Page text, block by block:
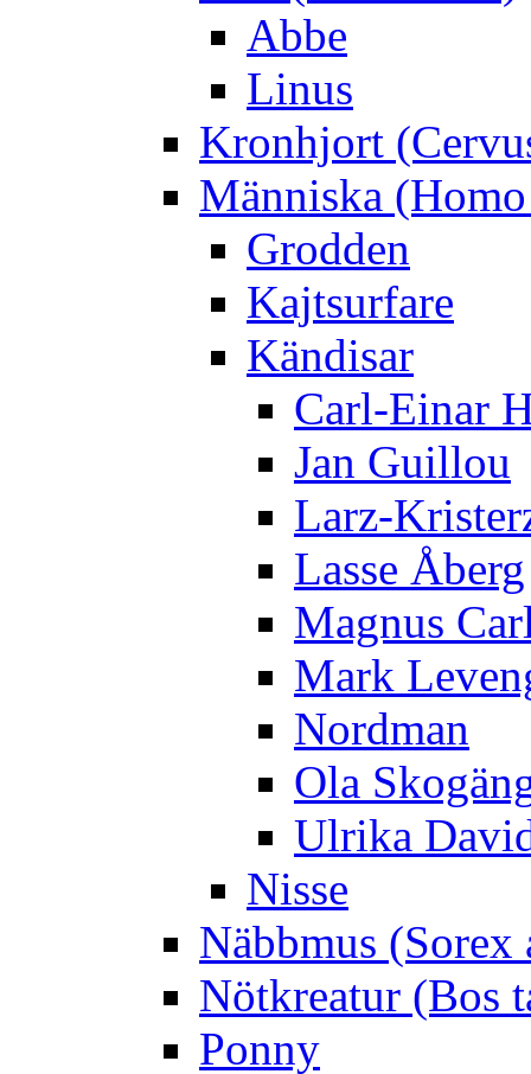
Abbe
Linus
Kronhjort
Människa
Grodden
Kajtsurfare
Kändisar
Carl-Einar
Jan Guillou
Larz-
Lasse Åberg
Magnus
Mark
Nordman
Ola
Ulrika
Nisse
Näbbmus (Sorex
Nötkreatur (Bos
Ponny